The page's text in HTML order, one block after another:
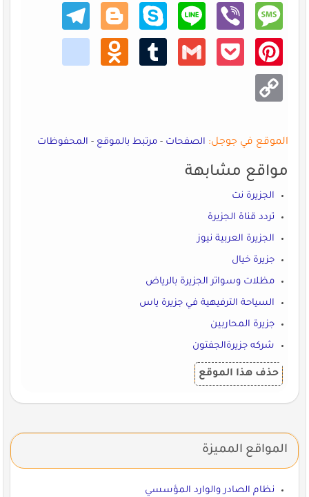
Mess
age
Viber
Line
Skype
Blogg
er
Teleg
ram
Pinte
rest
Pocke
Gmail
Tumb
Odno
klass
niki
Copy
Link
الموقع في جوجل: الصفحات-مرتبط بالموقع-المحفوظات
مواقع مشابهة
الجزيرة نت
تردد قناة الجزيرة
الجزيرة العربية نيوز
جزيرة خيال
مظلات وسواتر الجزيرة بالرياض
السياحة الترفيهية في جزيرة ياس
جزيرة المحاربين
شركه جزيرةالجفتون
حذف هذا الموقع
المواقع المميزة
نظام الصادر والوارد المؤسسي